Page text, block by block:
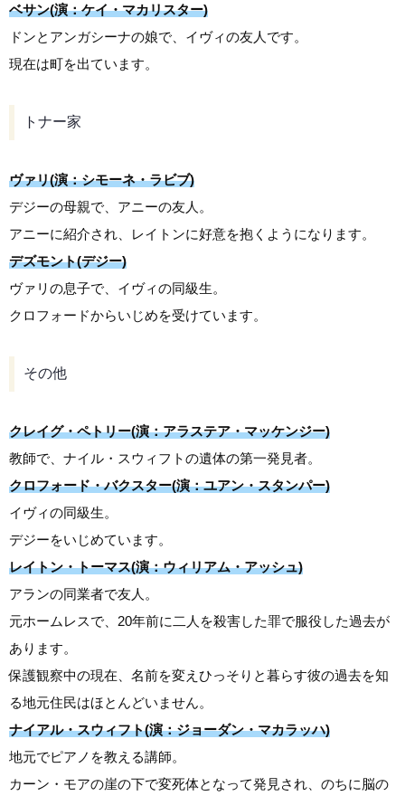
ベサン(演：ケイ・マカリスター)
ドンとアンガシーナの娘で、イヴィの友人です。
現在は町を出ています。
トナー家
ヴァリ(演：シモーネ・ラビブ)
デジーの母親で、アニーの友人。
アニーに紹介され、レイトンに好意を抱くようになります。
デズモント(デジー)
ヴァリの息子で、イヴィの同級生。
クロフォードからいじめを受けています。
その他
クレイグ・ペトリー(演：アラステア・マッケンジー)
教師で、ナイル・スウィフトの遺体の第一発見者。
クロフォード・バクスター(演：ユアン・スタンパー)
イヴィの同級生。
デジーをいじめています。
レイトン・トーマス(演：ウィリアム・アッシュ)
アランの同業者で友人。
元ホームレスで、20年前に二人を殺害した罪で服役した過去が
あります。
保護観察中の現在、名前を変えひっそりと暮らす彼の過去を知
る地元住民はほとんどいません。
ナイアル・スウィフト(演：ジョーダン・マカラッハ)
地元でピアノを教える講師。
カーン・モアの崖の下で変死体となって発見され、のちに脳の